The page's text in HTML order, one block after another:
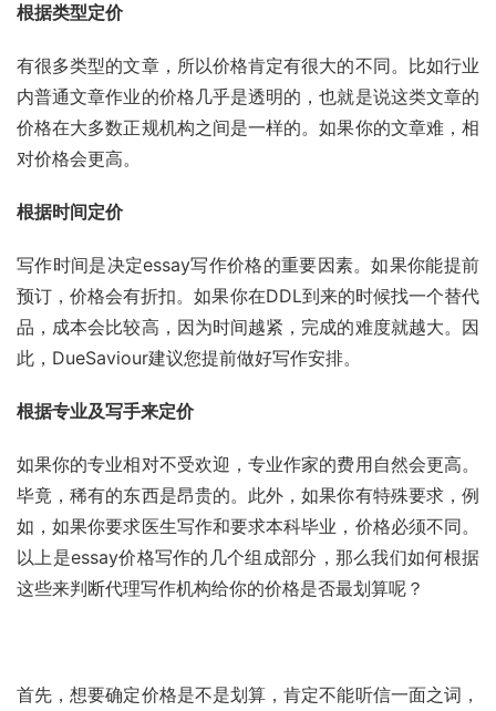
根据类型定价
有很多类型的文章，所以价格肯定有很大的不同。比如行业
内普通文章作业的价格几乎是透明的，也就是说这类文章的
价格在大多数正规机构之间是一样的。如果你的文章难，相
对价格会更高。
根据时间定价
写作时间是决定essay写作价格的重要因素。如果你能提前
预订，价格会有折扣。如果你在DDL到来的时候找一个替代
品，成本会比较高，因为时间越紧，完成的难度就越大。因
此，DueSaviour建议您提前做好写作安排。
根据专业及写手来定价
如果你的专业相对不受欢迎，专业作家的费用自然会更高。
毕竟，稀有的东西是昂贵的。此外，如果你有特殊要求，例
如，如果你要求医生写作和要求本科毕业，价格必须不同。
以上是essay价格写作的几个组成部分，那么我们如何根据
这些来判断代理写作机构给你的价格是否最划算呢？
首先，想要确定价格是不是划算，肯定不能听信一面之词，